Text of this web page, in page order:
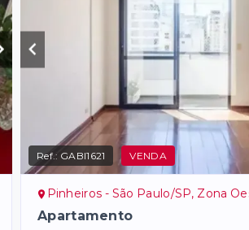
Ref.: GABI1621 VENDA
Pinheiros - São Paulo/SP, Zona
Apartamento